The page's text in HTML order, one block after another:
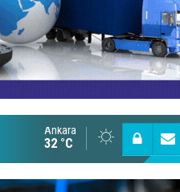
Cottonhill
Ankara
32 °C